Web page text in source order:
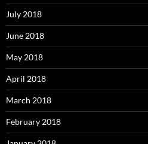
July 2018
June 2018
May 2018
April 2018
March 2018
February 2018